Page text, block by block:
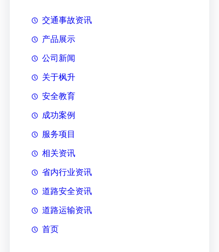
交通事故资讯
产品展示
公司新闻
关于枫升
安全教育
成功案例
服务项目
相关资讯
省内行业资讯
道路安全资讯
道路运输资讯
首页